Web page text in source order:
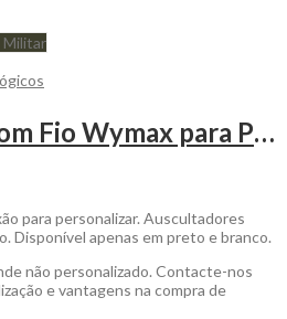
Militar
Auscultadores com Fio Wymax para Personalizar
para personalizar. Auscultadores
Disponível apenas em preto e branco.
não personalizado. Contacte-nos
e vantagens na compra de